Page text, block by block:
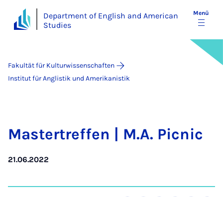
Department of English and American
Studies
Menü
Fakultät für Kulturwissenschaften
Institut für Anglistik und Amerikanistik
Mas­ter­tref­fen | M.A. Pic­nic
21.06.2022